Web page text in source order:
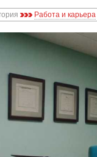
Работа и карьера